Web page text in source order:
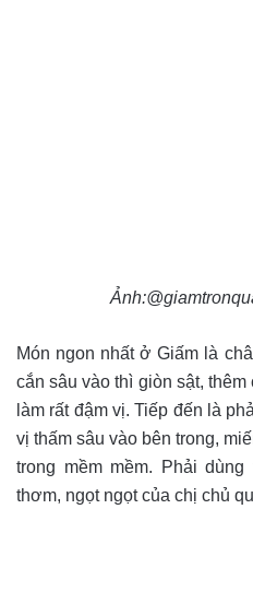
Món ngon nhất ở Giấm là
cắn sâu vào thì giòn sật,
làm rất đậm vị. Tiếp đến là
vị thấm sâu vào bên trong,
trong mềm mềm. Phải
thơm, ngọt ngọt của chị chủ